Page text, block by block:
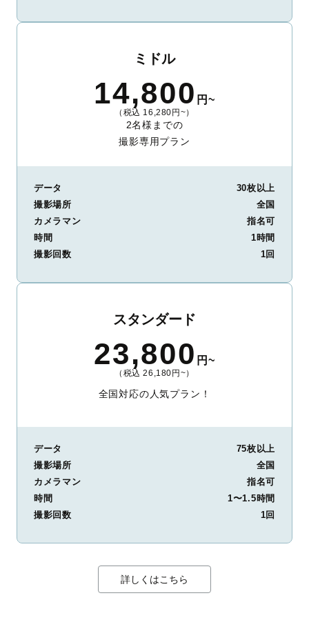
ミドル
14,800 円~
（税込 16,280円~）
2名様までの
撮影専用プラン
データ
30枚以上
撮影場所
全国
カメラマン
指名可
時間
1時間
撮影回数
1回
スタンダード
23,800 円~
（税込 26,180円~）
全国対応の人気プラン！
データ
75枚以上
撮影場所
全国
カメラマン
指名可
時間
1〜1.5時間
撮影回数
1回
詳しくはこちら